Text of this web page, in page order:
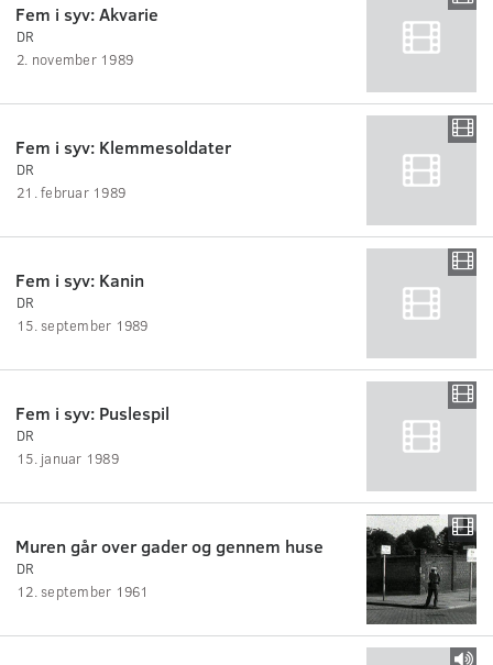
Fem i syv: Akvarie
DR
2. november 1989
Fem i syv: Klemmesoldater
DR
21. februar 1989
Fem i syv: Kanin
DR
15. september 1989
Fem i syv: Puslespil
DR
15. januar 1989
Muren går over gader og gennem huse
DR
12. september 1961